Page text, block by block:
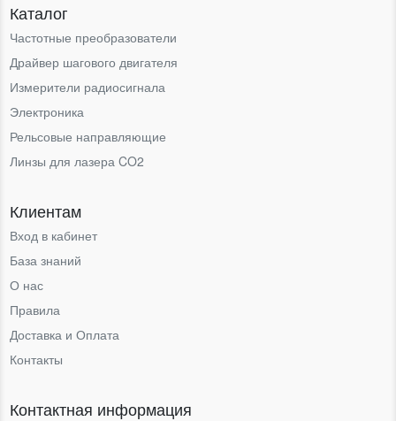
Каталог
Частотные преобразователи
Драйвер шагового двигателя
Измерители радиосигнала
Электроника
Рельсовые направляющие
Линзы для лазера CO2
Клиентам
Вход в кабинет
База знаний
О нас
Правила
Доставка и Оплата
Контакты
Контактная информация